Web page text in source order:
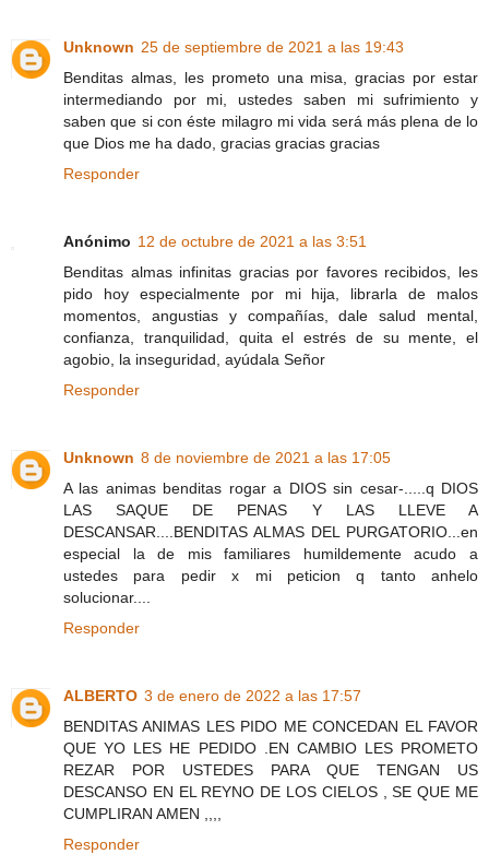
Unknown 25 de septiembre de 2021 a las 19:43
Benditas almas, les prometo una misa, gracias por estar
intermediando por mi, ustedes saben mi sufrimiento y
saben que si con éste milagro mi vida será más plena de lo
que Dios me ha dado, gracias gracias gracias
Responder
Anónimo 12 de octubre de 2021 a las 3:51
Benditas almas infinitas gracias por favores recibidos, les
pido hoy especialmente por mi hija, librarla de malos
momentos, angustias y compañías, dale salud mental,
confianza, tranquilidad, quita el estrés de su mente, el
agobio, la inseguridad, ayúdala Señor
Responder
Unknown 8 de noviembre de 2021 a las 17:05
A las animas benditas rogar a DIOS sin cesar-.....q DIOS
LAS SAQUE DE PENAS Y LAS LLEVE A
DESCANSAR....BENDITAS ALMAS DEL PURGATORIO...en
especial la de mis familiares humildemente acudo a
ustedes para pedir x mi peticion q tanto anhelo
solucionar....
Responder
ALBERTO 3 de enero de 2022 a las 17:57
BENDITAS ANIMAS LES PIDO ME CONCEDAN EL FAVOR
QUE YO LES HE PEDIDO .EN CAMBIO LES PROMETO
REZAR POR USTEDES PARA QUE TENGAN US
DESCANSO EN EL REYNO DE LOS CIELOS , SE QUE ME
CUMPLIRAN AMEN ,,,,
Responder